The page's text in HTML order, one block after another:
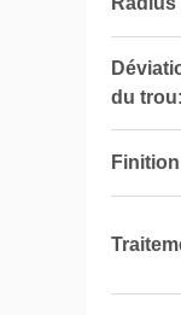
du trou: